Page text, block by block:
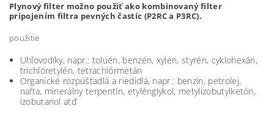
Plynový filter možno použiť ako kombinovaný filter
pripojením filtra pevných častíc (P2RC a P3RC).
použitie
Uhľovodíky, napr.: toluén, benzén, xylén, styrén, cyklohexán,
trichlóretylén, tetrachlórmetán
Organické rozpúšťadlá a riedidlá, napr.: benzín, petrolej,
nafta, minerálny terpentín, etylénglykol, metylizobutylketón,
izobutanol atď